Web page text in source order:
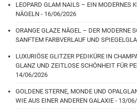
LEOPARD GLAM NAILS – EIN MODERNES
NÄGELN - 16/06/2026
ORANGE GLAZE NÄGEL – DER MODERNE
SANFTEM FARBVERLAUF UND
LUXURIÖSE GLITZER PEDIKÜRE IN
GLANZ UND ZEITLOSE SCHÖNHEIT FÜR
14/06/2026
GOLDENE STERNE, MONDE UND
WIE AUS EINER ANDEREN GALAXIE - 13/